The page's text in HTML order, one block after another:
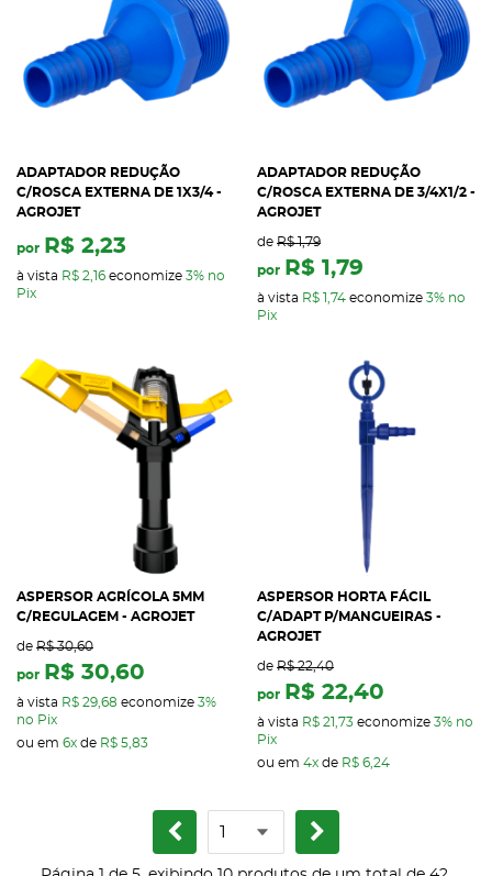
ADAPTADOR REDUÇÃO
C/ROSCA EXTERNA DE 1X3/4 -
AGROJET
por R$ 2,23
à vista R$ 2,16 economize 3% no
Pix
ADAPTADOR REDUÇÃO
C/ROSCA EXTERNA DE 3/4X1/2 -
AGROJET
de R$ 1,79
por R$ 1,79
à vista R$ 1,74 economize 3% no
Pix
ASPERSOR AGRÍCOLA 5MM
C/REGULAGEM - AGROJET
de R$ 30,60
por R$ 30,60
à vista R$ 29,68 economize 3%
no Pix
ou em 6x de R$ 5,83
ASPERSOR HORTA FÁCIL
C/ADAPT P/MANGUEIRAS -
AGROJET
de R$ 22,40
por R$ 22,40
à vista R$ 21,73 economize 3% no
Pix
ou em 4x de R$ 6,24